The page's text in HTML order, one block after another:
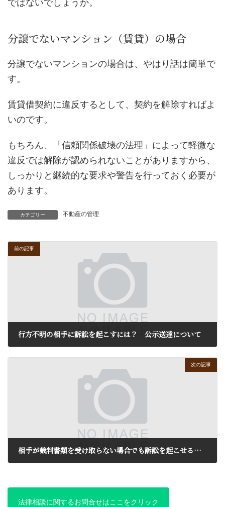
ではないでしょうか。
分譲でないマンション（賃貸）の場合
分譲でないマンションの場合は、やはり話は簡単で
す。
賃貸借契約に違反するとして、契約を解除すればよ
いのです。
もちろん、「信頼関係破壊の法理」によって軽微な
違反では解除が認められないことがありますから、
しっかりと継続的な要求や警告を行っておく必要が
あります。
カテゴリー 不動産の管理
前の記事
行方不明の相手に訴訟を起こすには？ 公示送達について
次の記事
相手が裁判書類を受け取らない場合でも訴訟を起こせるか？ 付郵便送達について
法律相談に関するお問合せはここをクリック